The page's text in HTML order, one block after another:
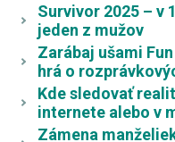
Survivor 2025 – v
jeden z mužov
Zarábaj ušami
hrá o
Kde sledovať
internete alebo v
Zámena